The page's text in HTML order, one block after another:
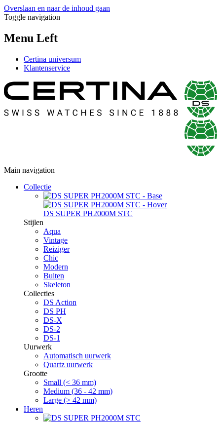
Overslaan en naar de inhoud gaan
Toggle navigation
Menu Left
Certina universum
Klantenservice
Main navigation
Collectie
DS SUPER PH2000M STC
Stijlen
Aqua
Vintage
Reiziger
Chic
Modern
Buiten
Skeleton
Collecties
DS Action
DS PH
DS-X
DS-2
DS-1
Uurwerk
Automatisch uurwerk
Quartz uurwerk
Grootte
Small (< 36 mm)
Medium (36 - 42 mm)
Large (> 42 mm)
Heren